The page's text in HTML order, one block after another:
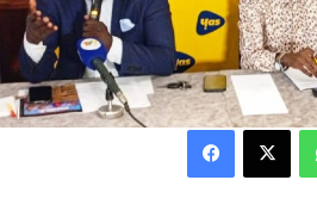
Facebook X